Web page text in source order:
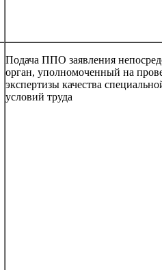
Подача ППО заявления
орган, уполномоченный на
экспертизы качества
условий труда